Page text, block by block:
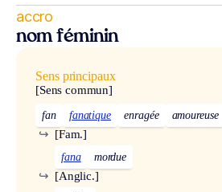
accro
nom féminin
Sens principaux
[Sens commun]
fan fanatique enragée amoureuse
[Fam.]
↪
fana mordue
[Anglic.]
↪